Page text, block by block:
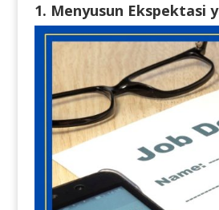
1. Menyusun Ekspektasi